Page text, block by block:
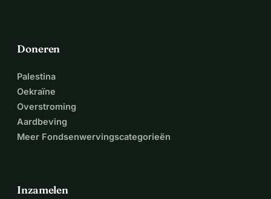
Doneren
Palestina
Oekraïne
Overstroming
Aardbeving
Meer Fondsenwervingscategorieën
Inzamelen